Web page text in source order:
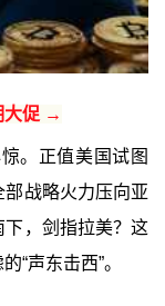
大促 →
。正值美国试图
战略火力压向亚
下，剑指拉美？这
“声东击西”。